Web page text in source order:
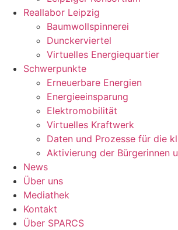
Reallabor Leipzig
Baumwollspinnerei
Dunckerviertel
Virtuelles Energiequartier
Schwerpunkte
Erneuerbare Energien
Energieeinsparung
Elektromobilität
Virtuelles Kraftwerk
Daten und Prozesse für die
Aktivierung der Bürgerinnen
News
Über uns
Mediathek
Kontakt
Über SPARCS